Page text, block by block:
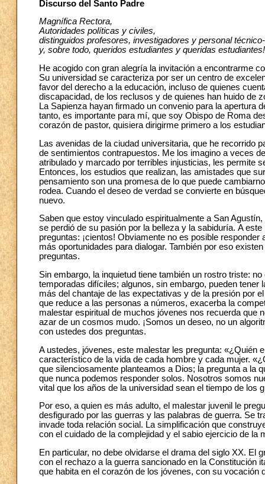
Discurso del Santo Padre
Magnífica Rectora,
Autoridades políticas y civiles,
distinguidos profesores, investigadores y personal
y, sobre todo, queridos estudiantes y queridas estudiantes!
He acogido con gran alegría la invitación a encontrarme
Su universidad se caracteriza por ser un centro de
favor del derecho a la educación, incluso de quienes
discapacidad, de los reclusos y de quienes han huido de
La Sapienza hayan firmado un convenio para la apertura
tanto, es importante para mí, que soy Obispo de Roma
corazón de pastor, quisiera dirigirme primero a los
Las avenidas de la ciudad universitaria, que he recorrido
de sentimientos contrapuestos. Me los imagino a veces
atribulado y marcado por terribles injusticias, les permite
Entonces, los estudios que realizan, las amistades que
pensamiento son una promesa de lo que puede
rodea. Cuando el deseo de verdad se convierte en
nuevo.
Saben que estoy vinculado espiritualmente a San
se perdió de su pasión por la belleza y la sabiduría. A
preguntas: ¡cientos! Obviamente no es posible
más oportunidades para dialogar. También por eso
preguntas.
Sin embargo, la inquietud tiene también un rostro triste:
temporadas difíciles; algunos, sin embargo, pueden
más del chantaje de las expectativas y de la presión por
que reduce a las personas a números, exacerba la
malestar espiritual de muchos jóvenes nos recuerda que
azar de un cosmos mudo. ¡Somos un deseo, no un
con ustedes dos preguntas.
A ustedes, jóvenes, este malestar les pregunta:
característico de la vida de cada hombre y cada mujer.
que silenciosamente planteamos a Dios; la pregunta a la
que nunca podemos responder solos. Nosotros somos
vital que los años de la universidad sean el tiempo de los
Por eso, a quien es más adulto, el malestar juvenil le
desfigurado por las guerras y las palabras de guerra. Se
invade toda relación social. La simplificación que
con el cuidado de la complejidad y el sabio ejercicio de la
En particular, no debe olvidarse el drama del siglo XX. El
con el rechazo a la guerra sancionado en la Constitución
que habita en el corazón de los jóvenes, con su